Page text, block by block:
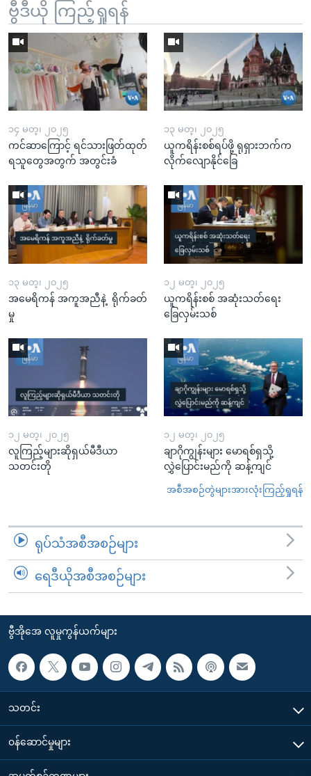
ဗွီဒီယို ကြည့်ရှုရန်
၁၄ မတ္၊ ၂၀၂၅
ကင်ဆာကြောင့် ရင်သားဖြတ်ထုတ်
ရသူတွေအတွက် အတွင်းခံ
၁၃ မတ္၊ ၂၀၂၅
ယူကရိန်းစစ်ရပ်ဖို့ ရုရှားဘက်က
လိုက်လျောနိုင်ခြေ
၁၃ မတ္၊ ၂၀၂၅
အမေရိကန် အကူအညီနဲ့ ရိုက်ခတ်
မှု
၁၂ မတ္၊ ၂၀၂၅
ယူကရိန်းစစ် အဆုံးသတ်ရေး
ခြေလှမ်းသစ်
၁၂ မတ္၊ ၂၀၂၅
လူကြည့်များဆိုရှယ်မီဒီယာ
သတင်းတို
၁၂ မတ္၊ ၂၀၂၅
ချာဂိုကျွန်းများ မောရစ်ရှသို့
လွှဲပြောင်းမည်ကို ဆန့်ကျင်
အစီအစဉ်တွဲများအားလုံးကြည့်ရှုရန်
ရုပ်သံအစီအစဉ်များ
ရေဒီယိုအစီအစဉ်များ
ဗွီအိုအေ လူမှုကွန်ယက်များ
သတင်း
၀န်ဆောင်မှုများ